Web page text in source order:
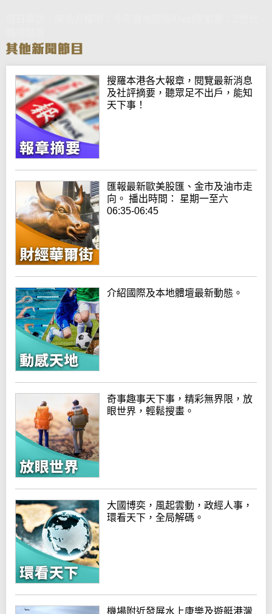
搜羅本港各大報章，閱覽最新消息
及社評摘要，聽眾足不出戶，能知
天下事！
匯報最新歐美股匯、金市及油市走
向。 播出時間： 星期一至六
06:35-06:45
介紹國際及本地體壇最新動態。
奇事趣事天下事，精彩無界限，放
眼世界，輕鬆搜畫。
大國博奕，風起雲動，政經人事，
環看天下，全局解碼。
機場附近發展水上康樂及遊艇港灣